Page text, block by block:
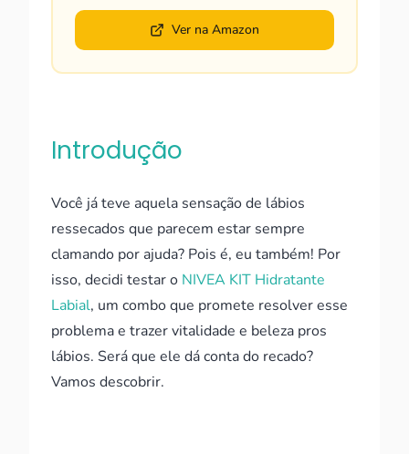
Ver na Amazon
Introdução
Você já teve aquela sensação de lábios
ressecados que parecem estar sempre
clamando por ajuda? Pois é, eu também! Por
isso, decidi testar o NIVEA KIT Hidratante
Labial, um combo que promete resolver esse
problema e trazer vitalidade e beleza pros
lábios. Será que ele dá conta do recado?
Vamos descobrir.